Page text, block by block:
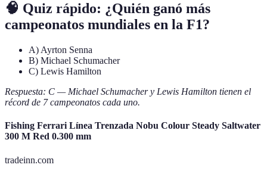
🧠 Quiz rápido: ¿Quién ganó más
campeonatos mundiales en la F1?
A) Ayrton Senna
B) Michael Schumacher
C) Lewis Hamilton
Respuesta: C — Michael Schumacher y Lewis Hamilton tienen el
récord de 7 campeonatos cada uno.
Fishing Ferrari Línea Trenzada Nobu Colour Steady Saltwater
300 M Red 0.300 mm
tradeinn.com